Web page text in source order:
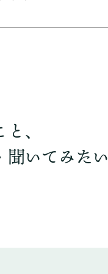
、
聞いてみたい